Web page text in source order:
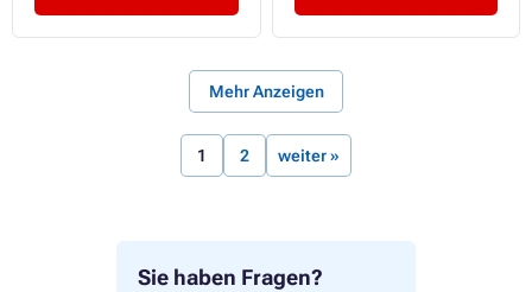
Sie haben Fragen?
Mehr Anzeigen
1 2 weiter »